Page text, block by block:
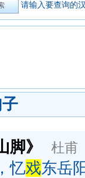
请输入要查询的
脚》 杜甫
忆戏东岳